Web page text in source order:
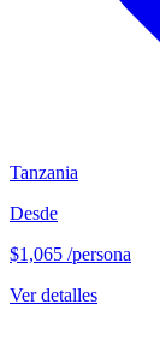
Tanzania
Desde
$1,065 /persona
Ver detalles